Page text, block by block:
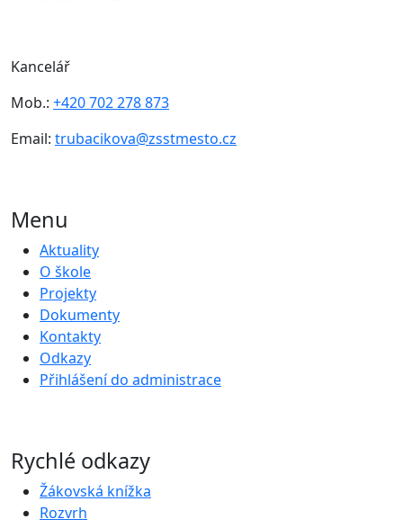
Kancelář
Mob.: +420 702 278 873
Email: trubacikova@zsstmesto.cz
Menu
Aktuality
O škole
Projekty
Dokumenty
Kontakty
Odkazy
Přihlášení do administrace
Rychlé odkazy
Žákovská knížka
Rozvrh